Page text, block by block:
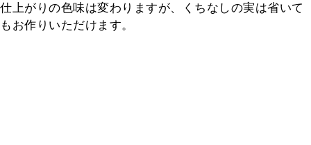
仕上がりの色味は変わりますが、くちなしの実は省いて
もお作りいただけます。